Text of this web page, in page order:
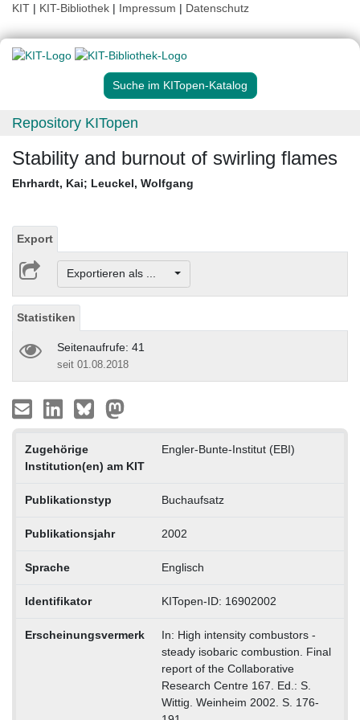
KIT | KIT-Bibliothek | Impressum | Datenschutz
Suche im KITopen-Katalog
Repository KITopen
Stability and burnout of swirling flames
Ehrhardt, Kai; Leuckel, Wolfgang
Export
Exportieren als ...
Statistiken
Seitenaufrufe: 41
seit 01.08.2018
Zugehörige
Institution(en) am KIT
Engler-Bunte-Institut (EBI)
Publikationstyp Buchaufsatz
Publikationsjahr 2002
Sprache Englisch
Identifikator KITopen-ID: 16902002
Erscheinungsvermerk
In: High intensity combustors -
steady isobaric combustion. Final
report of the Collaborative
Research Centre 167. Ed.: S.
Wittig. Weinheim 2002. S. 176-